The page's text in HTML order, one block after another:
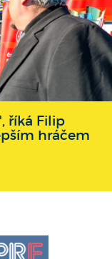
říká Filip
hráčem